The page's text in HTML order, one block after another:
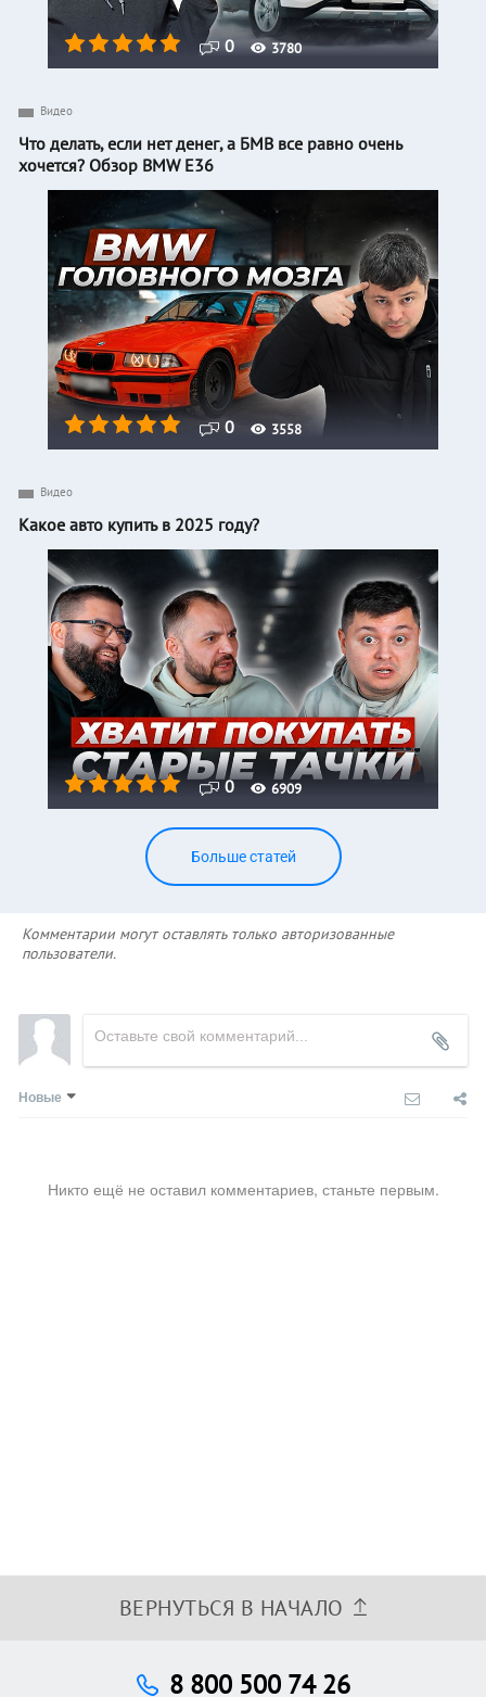
0 3780
0 3558
Видео
Что делать, если нет денег, а БМВ все равно очень
хочется? Обзор BMW E36
0 6909
Видео
Какое авто купить в 2025 году?
Больше статей
Комментарии могут оставлять только авторизованные
пользователи.
Новые
Никто ещё не оставил комментариев, станьте первым.
ВЕРНУТЬСЯ В НАЧАЛО
8 800 500 74 26